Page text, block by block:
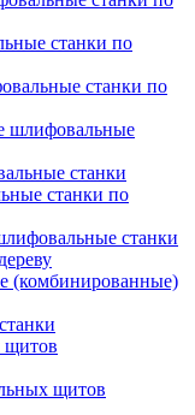
станки по
станки по
шлифовальные
станки
станки по
станки
(комбинированные)
щитов
щитов